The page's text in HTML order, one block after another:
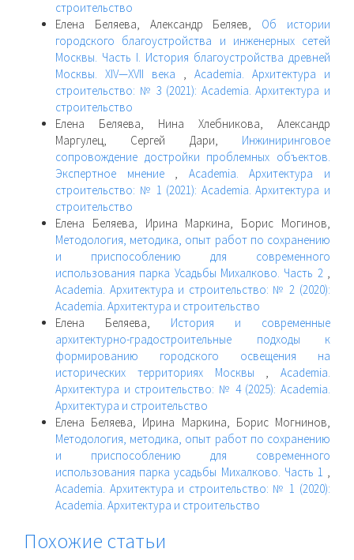
строительство
Елена Беляева, Александр Беляев, Об истории
городского благоустройства и инженерных сетей
Москвы. Часть I. История благоустройства древней
Москвы. XIV—XVII века , Academia. Архитектура и
строительство: № 3 (2021): Academia. Архитектура и
строительство
Елена Беляева, Нина Хлебникова, Александр
Маргулец, Сергей Дари, Инжиниринговое
сопровождение достройки проблемных объектов.
Экспертное мнение , Academia. Архитектура и
строительство: № 1 (2021): Academia. Архитектура и
строительство
Елена Беляева, Ирина Маркина, Борис Могинов,
Методология, методика, опыт работ по сохранению
и приспособлению для современного
использования парка Усадьбы Михалково. Часть 2 ,
Academia. Архитектура и строительство: № 2 (2020):
Academia. Архитектура и строительство
Елена Беляева, История и современные
архитектурно-градостроительные подходы к
формированию городского освещения на
исторических территориях Москвы , Academia.
Архитектура и строительство: № 4 (2025): Academia.
Архитектура и строительство
Елена Беляева, Ирина Маркина, Борис Могнинов,
Методология, методика, опыт работ по сохранению
и приспособлению для современного
использования парка усадьбы Михалково. Часть 1 ,
Academia. Архитектура и строительство: № 1 (2020):
Academia. Архитектура и строительство
Похожие статьи